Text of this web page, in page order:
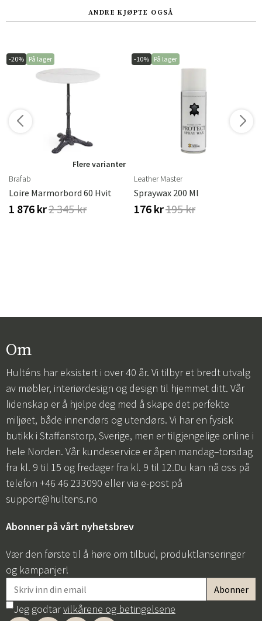
ANDRE KJØPTE OGSÅ
-20% På lager
Flere varianter
Brafab
Loire Marmorbord 60 Hvit
1 876 kr2 345 kr
-10% På lager
Leather Master
Spraywax 200 Ml
176 kr195 kr
Om
Hulténs har eksistert i over 40 år. Vi tilbyr et bredt utvalg
av møbler, interiørdesign og design til hjemmet ditt. Vår
lidenskap er å hjelpe deg med å skape det perfekte
miljøet, både innendørs og utendørs. Vi har en fysisk
butikk i Staffanstorp, Sverige, men er tilgjengelige online i
hele Norden. Vår kundeservice er åpen mandag–torsdag
fra kl. 9 til 15 og fredager fra kl. 9 til 12.Du kan nå oss på
telefon +46 46 233090 eller via e-post på
support@hultens.no
Abonner på vårt nyhetsbrev
Vær den første til å høre om tilbud, produktlanseringer
og kampanjer!
Jeg godtarvilkårene og betingelsene